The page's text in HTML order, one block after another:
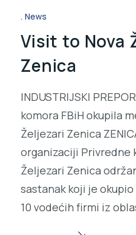
News
Visit to Nova
Zenica
INDUSTRIJSKI
komora FBiH okupila
Željezari Zenica
organizaciji Privredne
Željezari Zenica
sastanak koji je
10 vodećih firmi iz